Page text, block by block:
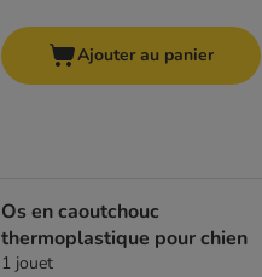
Ajouter au panier
Os en caoutchouc
thermoplastique pour chien
1 jouet